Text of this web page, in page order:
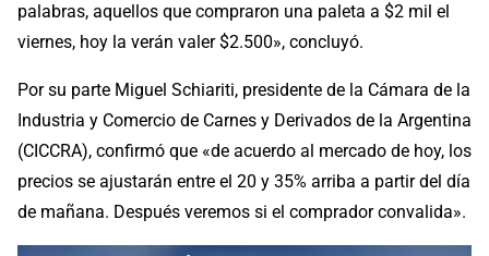
palabras, aquellos que compraron una paleta a $2 mil el
viernes, hoy la verán valer $2.500», concluyó.
Por su parte Miguel Schiariti, presidente de la Cámara de la
Industria y Comercio de Carnes y Derivados de la Argentina
(CICCRA), confirmó que «de acuerdo al mercado de hoy, los
precios se ajustarán entre el 20 y 35% arriba a partir del día
de mañana. Después veremos si el comprador convalida».